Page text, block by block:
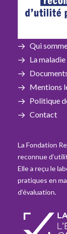
Qui
La
Mentions
Politique
Contact
La Fondation
reconnue
Elle a reçu le
pratiques en
d’évaluation.